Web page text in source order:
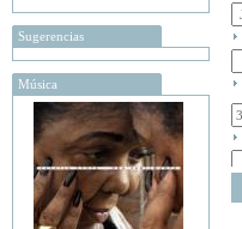
Sugerencias
Música